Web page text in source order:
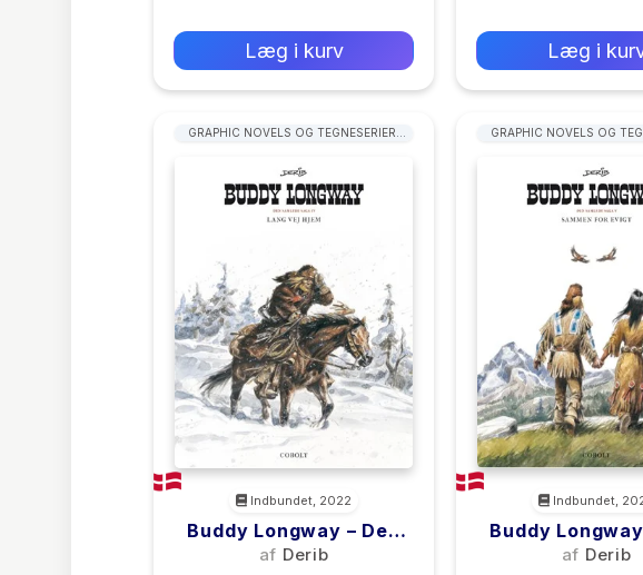
Læg i kurv Læg i
GRAPHIC NOVELS OG TEGNESERIER:
Indbundet, 2022
Buddy Longway – Den
Samlede Saga 4
af Derib
GRAPHIC NOVELS OG
Indbundet,
Buddy
Samlede
af Derib